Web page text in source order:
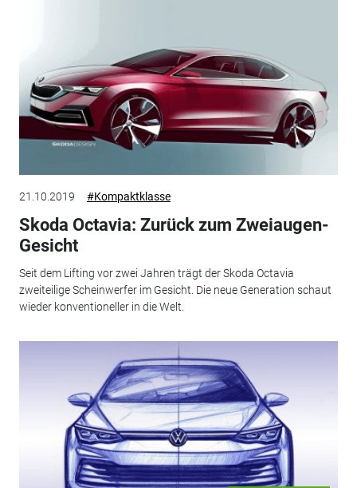
21.10.2019 #Kompaktklasse
Skoda Octavia: Zurück zum Zweiaugen-
Gesicht
Seit dem Lifting vor zwei Jahren trägt der Skoda Octavia
zweiteilige Scheinwerfer im Gesicht. Die neue Generation schaut
wieder konventioneller in die Welt.